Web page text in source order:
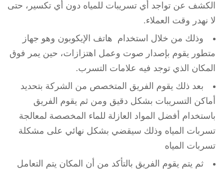
الكشف عن تواجد أي تسريبات للمياه دون أي تكسير، حتى
لا نهدر وقت العملاء.
وذلك من خلال استخدام هاتف الإيكوبون وهو جهاز
متطور يقوم بإصدار صوت وعمل اهتزازات، حين يمر فوق
المكان الذي توجد فيه علامات التسرب.
بعد ذلك يقوم الفريق المتخصص من الشركة بتحديد
أماكن التسريبات بشكل دقيق ومن ثم يقوم الفريق
باستخدام أفضل المواد العازلة للماء المخصصة لمعالجة
تسربات المياه وذلك سيقضي بشكل نهائي على مشكلة
تسربات المياه
ثم يتم يقوم الفريق بالتأكد من أن المكان يتم التعامل